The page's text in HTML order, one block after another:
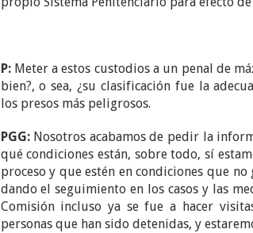
P: Meter a estos custodios a un penal de
bien?, o sea, ¿su clasificación fue la
los presos más peligrosos.
PGG: Nosotros acabamos de pedir la
qué condiciones están, sobre todo, sí
proceso y que estén en condiciones que
dando el seguimiento en los casos y las
Comisión incluso ya se fue a hacer
personas que han sido detenidas, y